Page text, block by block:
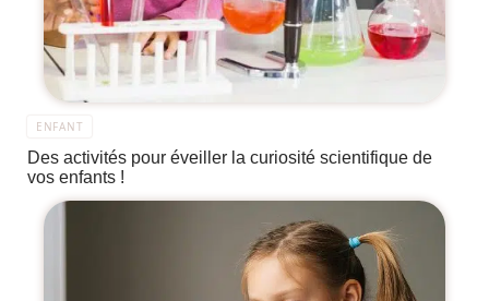
ENFANT
Des activités pour éveiller la curiosité scientifique de
vos enfants !